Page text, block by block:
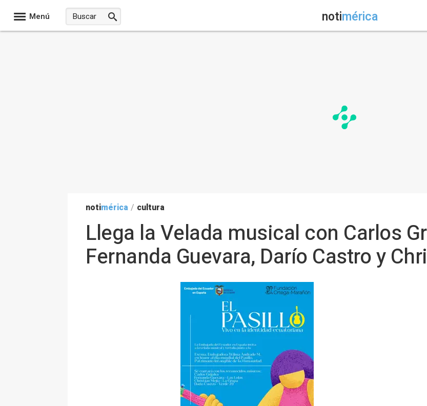
Menú notimérica
notimérica / cultura
Llega la Velada musical con Carlos
Fernanda Guevara, Darío Castro y